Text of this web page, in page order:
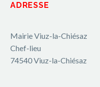
ADRESSE
Mairie Viuz-la-Chiésaz
Chef-lieu
74540 Viuz-la-Chiésaz